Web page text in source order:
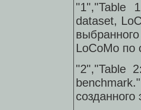
"1","Table
dataset,
LoCoMo по
"2","Table